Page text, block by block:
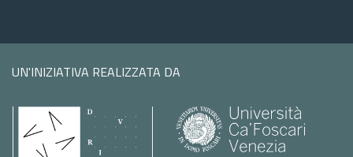
UN'INIZIATIVA REALIZZATA DA